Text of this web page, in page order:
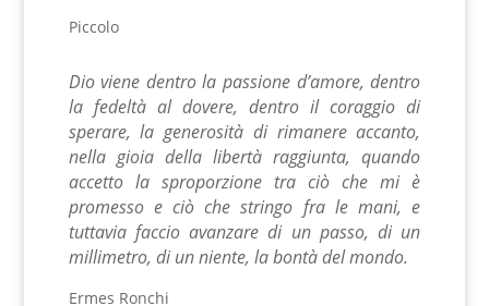
Piccolo
Dio viene dentro la passione d’amore, dentro
la fedeltà al dovere, dentro il coraggio di
sperare, la generosità di rimanere accanto,
nella gioia della libertà raggiunta, quando
accetto la sproporzione tra ciò che mi è
promesso e ciò che stringo fra le mani, e
tuttavia faccio avanzare di un passo, di un
millimetro, di un niente, la bontà del mondo.
Ermes Ronchi